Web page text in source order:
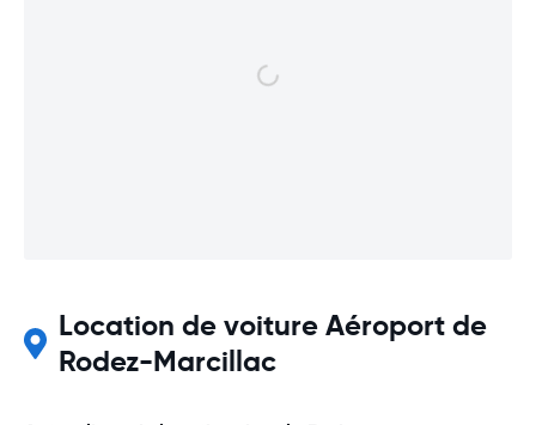
Location de voiture Aéroport de
Rodez-Marcillac